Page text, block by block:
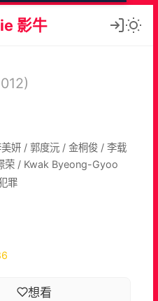
影牛
妍 / 郭度沅 / 金桐俊 / 李载
荣 / Kwak Byeong-Gyoo
罪
想看